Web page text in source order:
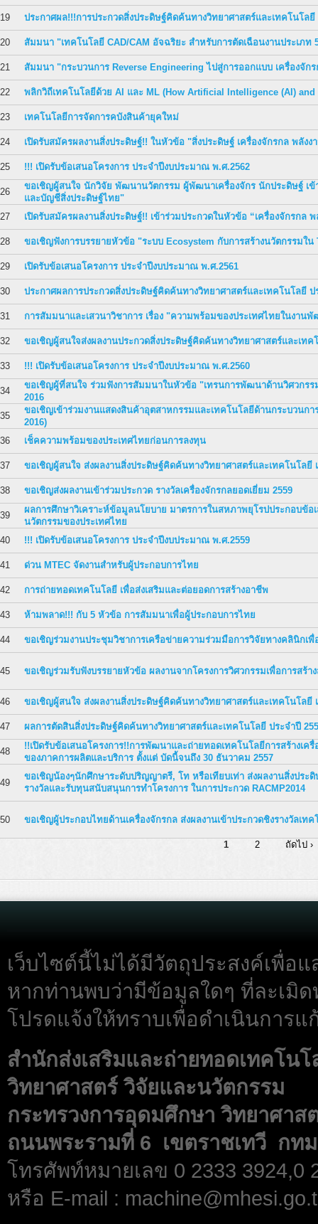
19 ประกาศผล!!!การประกวดสิ่งประดิษฐ์คิดค้นทางวิทยาศาสตร์และเทคโนโลยี
20 สัมมนา "เทคโนโลยี CAD/CAM อัจฉริยะ สำหรับการตัดเฉือนงานประเภท
21 สัมมนา "กระบวนการ Reverse Engineering ไปสู่การออกแบบ เครื่องจัก
22 พลิกวิถีเทคโนโลยีด้วย AI และ ML (How Artificial Intelligence (AI)
23 เทคโนโลยีการจัดการคบังสินค้ายุคใหม่
24 เปิดรับสมัครผลงานสิ่งประดิษฐ์!! ในหัวข้อ "สิ่งประดิษฐ์ เครื่องจักรกล พลังง
25 !!! เปิดรับข้อเสนอโครงการ ประจำปีงบประมาณ พ.ศ.2562
26
ขอเชิญผู้สนใจ นักวิจัย พัฒนานวัตกรรม ผู้พัฒนาเครื่องจักร นักประดิษฐ์ เข้
และบัญชีสิ่งประดิษฐ์ไทย"
27
เปิดรับสมัครผลงานสิ่งประดิษฐ์!! เข้าร่วมประกวดในหัวข้อ “เครื่องจักรกล
28 ขอเชิญฟังการบรรยายหัวข้อ "ระบบ Ecosystem กับการสร้างนวัตกรรมใ
29 เปิดรับข้อเสนอโครงการ ประจำปีงบประมาณ พ.ศ.2561
30 ประกาศผลการประกวดสิ่งประดิษฐ์คิดค้นทางวิทยาศาสตร์และเทคโนโลยี ป
31 การสัมมนาและเสวนาวิชาการ เรื่อง "ความพร้อมของประเทศไทยในงาน
32 ขอเชิญผู้สนใจส่งผลงานประกวดสิ่งประดิษฐ์คิดค้นทางวิทยาศาสตร์และเทค
33 !!! เปิดรับข้อเสนอโครงการ ประจำปีงบประมาณ พ.ศ.2560
34
ขอเชิญผู้ที่สนใจ ร่วมฟังการสัมมนาในหัวข้อ "เทรนการพัฒนาด้านวิศวกรร
2016
35
ขอเชิญเข้าร่วมงานแสดงสินค้าอุตสาหกรรมและเทคโนโลยีด้านกระบวน
2016)
36
เช็คความพร้อมของประเทศไทยก่อนการลงทุน
37 ขอเชิญผู้สนใจ ส่งผลงานสิ่งประดิษฐ์คิดค้นทางวิทยาศาสตร์และเทคโนโลยี
38 ขอเชิญส่งผลงานเข้าร่วมประกวด รางวัลเครื่องจักรกลยอดเยี่ยม 2559
39
ผลการศึกษาวิเคราะห์ข้อมูลนโยบาย มาตรการในสหภาพยุโรปประกอบข้
นวัตกรรมของประเทศไทย
40
!!! เปิดรับข้อเสนอโครงการ ประจำปีงบประมาณ พ.ศ.2559
41 ด่วน MTEC จัดงานสำหรับผู้ประกอบการไทย
42 การถ่ายทอดเทคโนโลยี เพื่อส่งเสริมและต่อยอดการสร้างอาชีพ
43 ห้ามพลาด!!! กับ 5 หัวข้อ การสัมมนาเพื่อผู้ประกอบการไทย
44 ขอเชิญร่วมงานประชุมวิชาการเครือข่ายความร่วมมือการวิจัยทางคลินิกเพื่
45 ขอเชิญร่วมรับฟังบรรยายหัวข้อ ผลงานจากโครงการวิศวกรรมเพื่อการสร้
46 ขอเชิญผู้สนใจ ส่งผลงานสิ่งประดิษฐ์คิดค้นทางวิทยาศาสตร์และเทคโนโลยี
47 ผลการตัดสินสิ่งประดิษฐ์คิดค้นทางวิทยาศาสตร์และเทคโนโลยี ประจำปี
48
!!เปิดรับข้อเสนอโครงการ!!การพัฒนาและถ่ายทอดเทคโนโลยีการสร้างเ
ของภาคการผลิตและบริการ ตั้งแต่ บัดนี้จนถึง 30 ธันวาคม 2557
49
ขอเชิญน้องๆนักศึกษาระดับปริญญาตรี, โท หรือเทียบเท่า ส่งผลงานสิ่งประ
รางวัลและรับทุนสนับสนุนการทำโครงการ ในการประกวด RACMP2014
50 ขอเชิญผู้ประกอบไทยด้านเครื่องจักรกล ส่งผลงานเข้าประกวดชิงรางวัลเท
1 2 ถัดไป ›
เว็บไซต์นี้ไม่ได้มีวัตถุประสงค์เพื่อแ
หากท่านพบว่ามีข้อมูลใดๆ ที่ละเมิ
โปรดแจ้งให้ทราบเพื่อดำเนินการ
สำนักส่งเสริมและถ่ายทอดเทคโน
วิทยาศาสตร์ วิจัยและนวัตกรรม
กระทรวงการอุดมศึกษา วิทยาศาส
ถนนพระรามที่ 6 เขตราชเทวี กทม
โทรศัพท์หมายเลข 0 2333 3924,0
หรือ E-mail :